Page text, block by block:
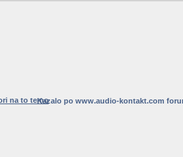
Kazalo po www.audio-kontakt.com